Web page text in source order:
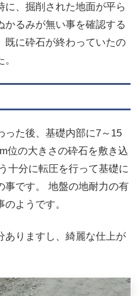
に、掘削された地面が平ら
かるみが無い事を確認する
既に砕石が終わっていたの
った後、基礎内部に7～15
位の大きさの砕石を敷き込
十分に転圧を行って基礎に
事です。 地盤の地耐力の有
ようです。
ありますし、綺麗な仕上が